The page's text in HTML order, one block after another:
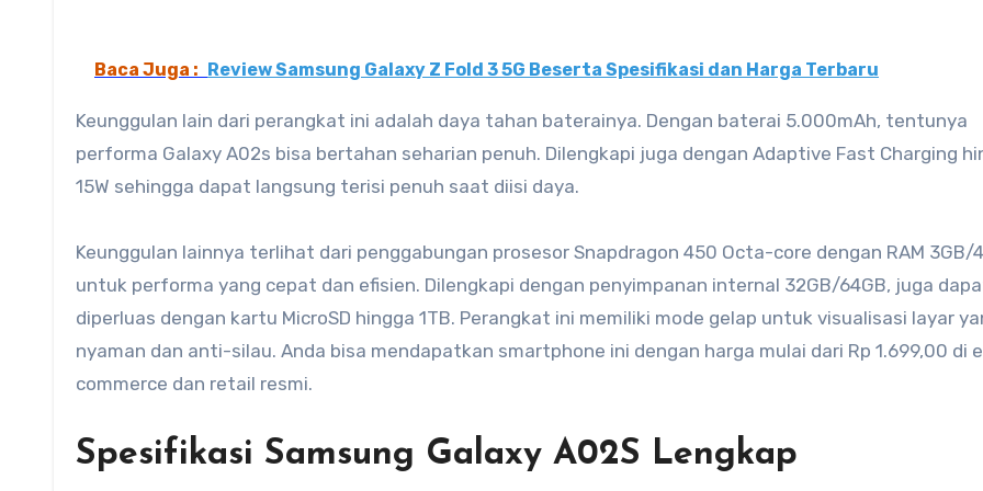
Baca Juga : Review Samsung Galaxy Z Fold 3 5G Beserta Spesifikasi dan Harga Terbaru
Keunggulan lain dari perangkat ini adalah daya tahan baterainya. Dengan baterai 5.000mAh, tentunya
performa Galaxy A02s bisa bertahan seharian penuh. Dilengkapi juga dengan Adaptive Fast Charging
15W sehingga dapat langsung terisi penuh saat diisi daya.
Keunggulan lainnya terlihat dari penggabungan prosesor Snapdragon 450 Octa-core dengan RAM 3GB/
untuk performa yang cepat dan efisien. Dilengkapi dengan penyimpanan internal 32GB/64GB, juga
diperluas dengan kartu MicroSD hingga 1TB. Perangkat ini memiliki mode gelap untuk visualisasi layar
nyaman dan anti-silau. Anda bisa mendapatkan smartphone ini dengan harga mulai dari Rp 1.699,00 di
commerce dan retail resmi.
Spesifikasi Samsung Galaxy A02S Lengkap